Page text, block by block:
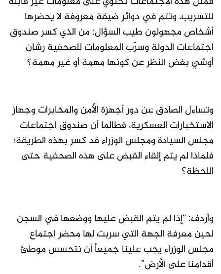
للتسريب، وتتم في دوائر ضيقة معروفة لا يحضرها
أشخاص مجهولون طيب السؤال: من الذي كسر صندوق
اجتماعات الدولة وسرّب المعلومات للصحفية رشان
أوشي بغض النظر عن كونها مهمة أو غير مهمة؟
وتساءل الصادق عن دور أجهزة الأمن والمخابرات وجهاز
الاستخبارات العسكرية، فطالما أن صندوق اجتماعات
مجلس السيادة ومجلس الوزراء قد كسر بهذه الطريقة؛
فلماذا لم يتم إلقاء القبض على هذه الصحفية حتى
اللحظة؟
وأردف: “إذا لم يتم القبض عليها ووضعها في السجن
لحين معرفة الجهة التي سربت لها محضر اجتماع
مجلس الوزراء يجب علينا جميعاً أن نتحسس موطئ
أقدامنا على الأرض”.